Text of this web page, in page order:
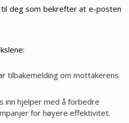
deg som bekrefter at e-posten
tilbakemelding om mottakerens
inn hjelper med å forbedre
for høyere effektivitet.